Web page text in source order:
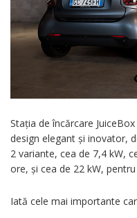
Stația de încărcare
design elegant și inovator,
2 variante, cea de 7,4 kW,
ore, și cea de 22 kW,
Iată cele mai importante